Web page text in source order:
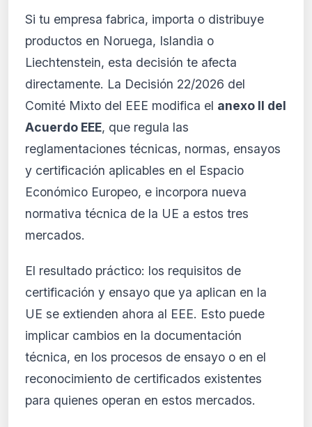
🔒
Análisis de impacto reservado
para suscriptores
El análisis detallado del impacto de esta
normativa está disponible con los planes
completo y recibe alertas personalizadas.
Ver planes
Crear mi cuenta
Desde 9,99 €/mes · Cancela cuando quieras
Si tu empresa fabrica, importa o distribuye
productos en Noruega, Islandia o
Liechtenstein, esta decisión te afecta
directamente. La Decisión 22/2026 del
Comité Mixto del EEE modifica el anexo II del
Acuerdo EEE, que regula las
reglamentaciones técnicas, normas, ensayos
y certificación aplicables en el Espacio
Económico Europeo, e incorpora nueva
normativa técnica de la UE a estos tres
mercados.
El resultado práctico: los requisitos de
certificación y ensayo que ya aplican en la
UE se extienden ahora al EEE. Esto puede
implicar cambios en la documentación
técnica, en los procesos de ensayo o en el
reconocimiento de certificados existentes
para quienes operan en estos mercados.